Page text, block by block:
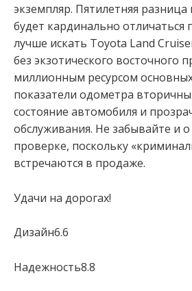
экземпляр. Пятилетняя разница
будет кардинально отличаться
лучше искать Toyota Land
без экзотического восточного
миллионным ресурсом
показатели одометра
состояние автомобиля и
обслуживания. Не забывайте и
проверке, поскольку
встречаются в продаже.
Удачи на дорогах!
Дизайн6.6
Надежность8.8